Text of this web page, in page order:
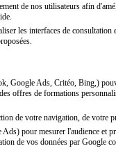
de nos utilisateurs afin
les interfaces de consultation
Google Ads, Critéo, Bing,)
offres de formations
de votre navigation, de votre
pour mesurer l'audience et
de vos données par Google